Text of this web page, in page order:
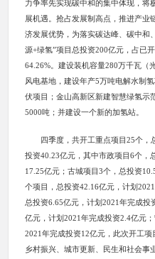
力争率先实现碳中和的集中体现，将
展机遇。抢占发展制高点，推进产业
济发展优势，为落实碳达峰、碳中和
源+绿氢”项目总投资200亿元，占已
64.26%。建设装机容量280万千瓦（
风电基地，建设年产5万吨电解水制
伏项目；金山高新区新建智慧绿氢示
5000吨；并建设一个新的加氢站。
四季度，共开工重点项目25个，
投资40.23亿元，其中市政项目6个，
17.25亿元；古城项目3个，总投资
个项目，总投资42.16亿元，计划
总投资6.65亿元，计划2021年完成
亿元，计划2021年完成投资2.4亿元
2021年完成投资12亿元，此次开工
乡村振兴、城市更新、民生和社会事